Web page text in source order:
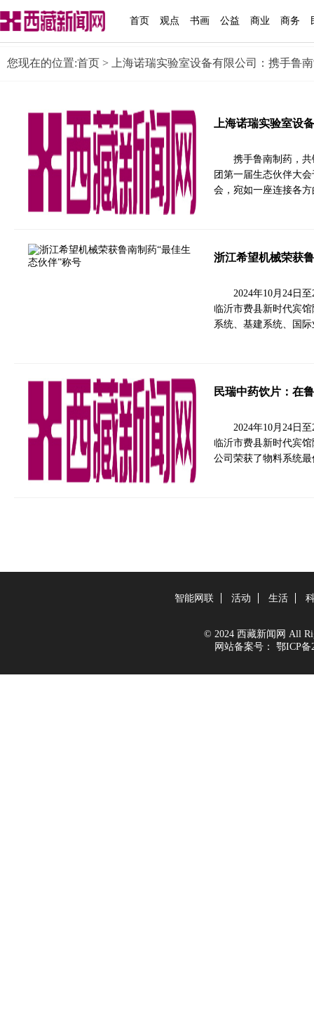
首页 观点 书画 公益 商业 商务
您现在的位置:首页 > 上海诺瑞实验室设备有限公司：携手鲁
上海诺瑞实验室设
携手鲁南制药，共
团第一届生态伙伴大
会，宛如一座连接各
浙江希望机械荣获
2024年10月24日
临沂市费县新时代宾
系统、基建系统、国
民瑞中药饮片：在
2024年10月24日
临沂市费县新时代宾
公司荣获了物料系统
智能网联 活动 生活
© 2024 西藏新闻网 All
网站备案号：
鄂ICP备